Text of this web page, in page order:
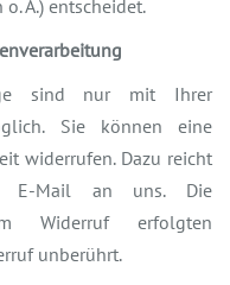
o. Ä.) entscheidet.
sind nur mit Ihrer
Sie können eine
widerrufen. Dazu reicht
E-Mail an uns. Die
Widerruf erfolgten
unberührt.